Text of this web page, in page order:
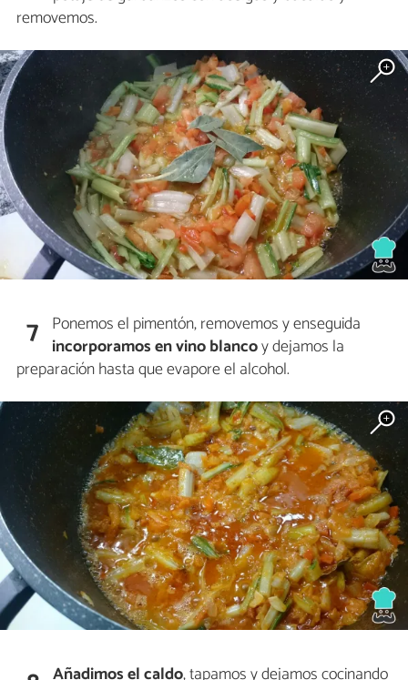
removemos.
7 Ponemos el pimentón, removemos y enseguida
incorporamos en vino blancoy dejamos la
preparación hasta que evapore el alcohol.